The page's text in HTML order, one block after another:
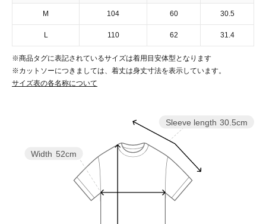
M 104 60 30.5
L 110 62 31.4
※商品タグに表記されているサイズは着用目安体型となります
※カットソーにつきましては、着丈は身丈寸法を表示しています。
サイズ表の各名称について
Sleeve length 30.5cm
Width 52cm